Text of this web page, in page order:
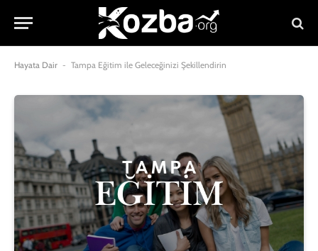
Hayata Dair - Tampa Eğitim ile Geleceğinizi Şekillendirin